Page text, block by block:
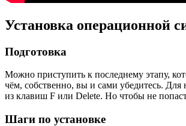
Установка операционной
Подготовка
Можно приступить к последнему этапу,
чём, собственно, вы и сами убедитесь. Для
из клавиш F или Delete. Но чтобы не
Шаги по установке